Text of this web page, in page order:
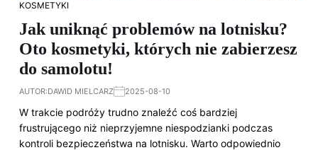
KOSMETYKI
Jak uniknąć problemów na lotnisku?
Oto kosmetyki, których nie zabierzesz
do samolotu!
AUTOR:DAWID MIELCARZ 2025-08-10
W trakcie podróży trudno znaleźć coś bardziej
frustrującego niż nieprzyjemne niespodzianki podczas
kontroli bezpieczeństwa na lotnisku. Warto odpowiednio